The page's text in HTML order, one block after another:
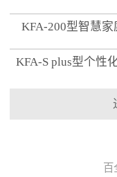
KFA-200型智慧家
KFA-S plus型个性
百